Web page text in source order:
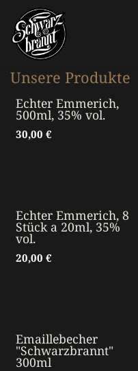
Zum Inhalt springen
Unsere Produkte
Echter Emmerich,
500ml, 35% vol.
30,00 €
Echter Emmerich, 8
Stück a 20ml, 35%
vol.
20,00 €
Emaillebecher
"Schwarzbrannt"
300ml